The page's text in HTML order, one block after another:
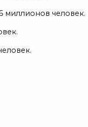
миллионов человек.